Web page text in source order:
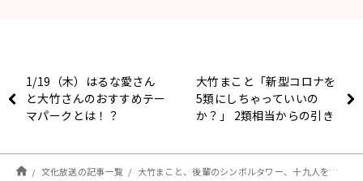
1/19（木）はるな愛さん
と大竹さんのおすすめテー
マパークとは！？
大竹まこと「新型コロナを
5類にしちゃっていいの
か？」 2類相当からの引き
文化放送の記事一覧 大竹まこと、後輩のシンボルタワー、十九人を迎え入れる